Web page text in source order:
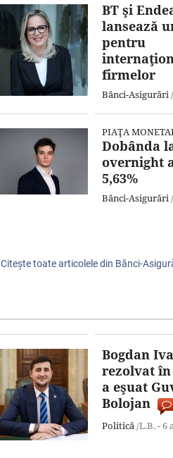
BT şi
lansează
pentru
firmelor
Bănci-Asigurări
PIAŢA
Dobânda
overnight
5,63%
Bănci-Asigurări
Citeşte toate articolele din Bănci-
Bogdan
rezolvat în
a eşuat
Bolojan
Politică /L.B. -6